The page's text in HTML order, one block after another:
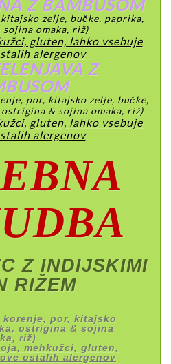
Z BAMBUSOM
zelje, bučke, paprika,
omaka, riž)
gluten, lahko vsebuje
alergenov
Z
por, kitajsko zelje, bučke,
& sojina omaka, riž)
gluten, lahko vsebuje
alergenov
Z INDIJSKIMI
IN RIŽEM
por, kitajsko
ostrigina & sojina
riž)
mehkužci, gluten,
ostalih alergenov